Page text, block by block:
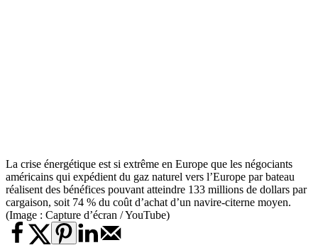
La crise énergétique est si extrême en Europe que les négociants
américains qui expédient du gaz naturel vers l’Europe par bateau
réalisent des bénéfices pouvant atteindre 133 millions de dollars par
cargaison, soit 74 % du coût d’achat d’un navire-citerne moyen.
(Image : Capture d’écran / YouTube)